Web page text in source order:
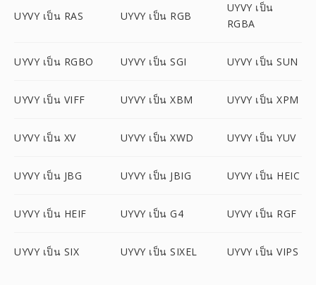
UYVY เป็น RAS UYVY เป็น RGB
UYVY เป็น
RGBA
UYVY เป็น RGBO UYVY เป็น SGI UYVY เป็น SUN
UYVY เป็น VIFF UYVY เป็น XBM UYVY เป็น XPM
UYVY เป็น XV UYVY เป็น XWD UYVY เป็น YUV
UYVY เป็น JBG UYVY เป็น JBIG UYVY เป็น HEIC
UYVY เป็น HEIF UYVY เป็น G4 UYVY เป็น RGF
UYVY เป็น SIX UYVY เป็น SIXEL UYVY เป็น VIPS